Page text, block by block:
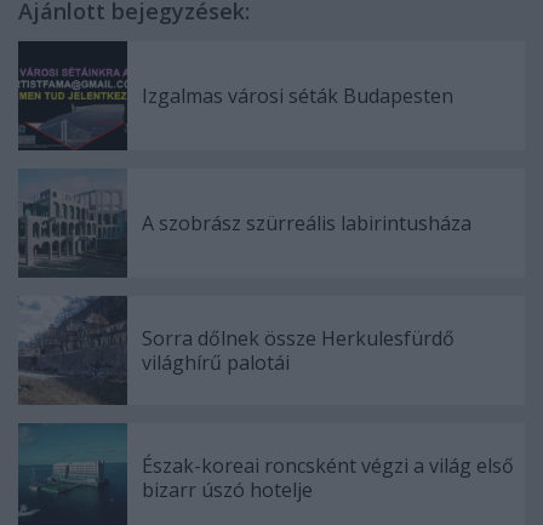
Ajánlott bejegyzések:
Izgalmas városi séták Budapesten
A szobrász szürreális labirintusháza
Sorra dőlnek össze Herkulesfürdő
világhírű palotái
Észak-koreai roncsként végzi a világ első
bizarr úszó hotelje